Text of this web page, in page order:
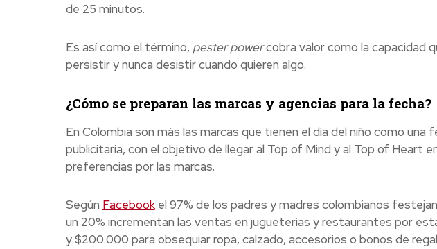
de 25 minutos.
Es así como el término, pester powercobra valor como la capacidad
persistir y nunca desistir cuando quieren algo.
¿Cómo se preparan las marcas y agencias para la fecha?
En Colombia son más las marcas que tienen el día del niño como una
publicitaria, con el objetivo de llegar al Top of Mind y al Top of Heart
preferencias por las marcas.
Según Facebookel 97% de los padres y madres colombianos
un 20% incrementan las ventas en jugueterías y restaurantes por
y $200.000 para obsequiar ropa, calzado, accesorios o bonos de